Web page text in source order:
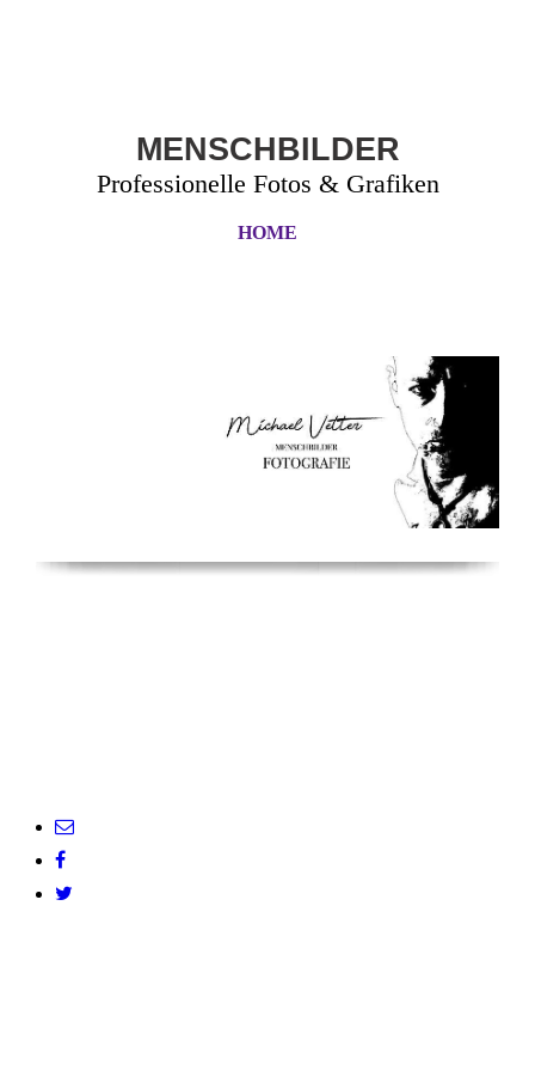
MENSCHBILDER
Professionelle Fotos & Grafiken
HOME